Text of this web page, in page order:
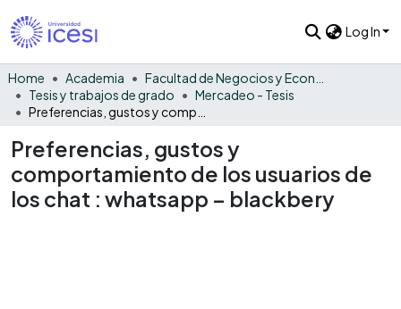
Log In
Home Academia
Tesis y trabajos de grado
Mercadeo - Tesis
Preferencias, gustos y
comportamiento de los usuarios de
los chat : whatsapp – blackbery